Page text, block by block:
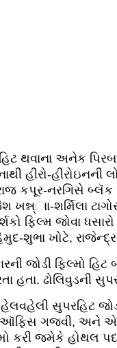
થવાના અનેક
હીરો-હીરોઇનની
કપૂર-નરગિસે
ખન્ન્ાા-શર્મિલા
ફિલ્મ જોવા
શુભા ખોટે,
જોડી ફિલ્મો
હતા. ઢોલિવુડની
સુપરહિટ
આૅફિસ ગજવી, અને
જમેકે હોથલ